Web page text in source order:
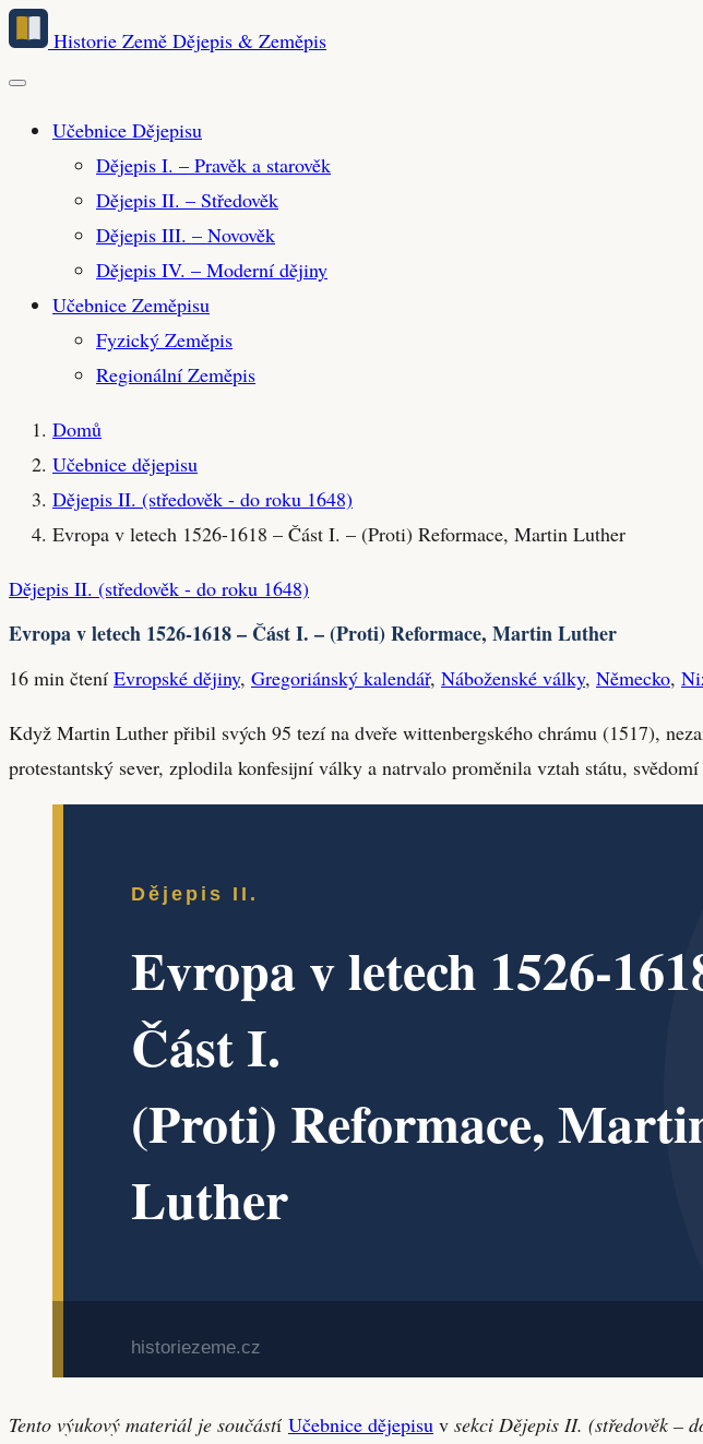
Přeskočit
hlavní
obsah
Historie Země Dějepis & Zeměpis
Učebnice Dějepisu
Dějepis I. – Pravěk a starověk
Dějepis II. – Středověk
Dějepis III. – Novověk
Dějepis IV. – Moderní dějiny
Učebnice Zeměpisu
Fyzický Zeměpis
Regionální Zeměpis
Domů
Učebnice dějepisu
Dějepis II. (středověk - do roku 1648)
Evropa v letech 1526-1618 – Část I. – (Proti) Reformace, Martin Luther
Dějepis II. (středověk - do roku 1648)
Evropa v letech 1526-1618 – Část I. – (Proti) Reformace, Martin Luther
16 min čtení Evropské dějiny, Gregoriánský kalendář, Náboženské války, Německo,
Když Martin Luther přibil svých 95 tezí na dveře wittenbergského chrámu (1517),
protestantský sever, zplodila konfesijní války a natrvalo proměnila vztah státu,
Tento výukový materiál je součástí Učebnice dějepisu v sekci Dějepis II. (středověk –